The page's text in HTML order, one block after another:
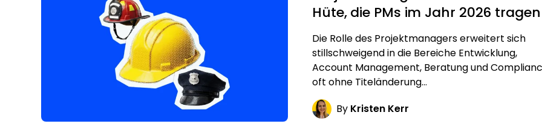
Hüte, die PMs im Jahr 2026 tragen
Die Rolle des Projektmanagers erweitert sich
stillschweigend in die Bereiche Entwicklung,
Account Management, Beratung und
oft ohne Titeländerung…
By Kristen Kerr